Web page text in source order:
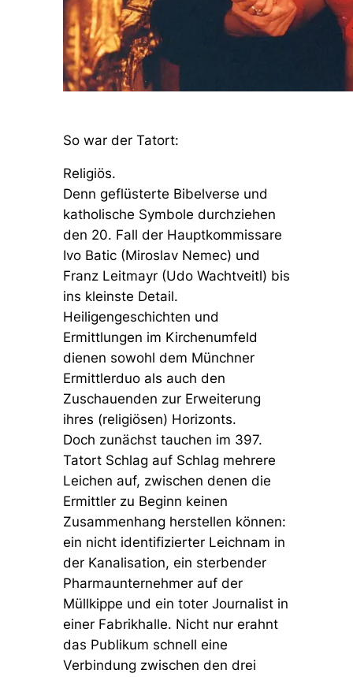
So war der Tatort:
Religiös.
Denn geflüsterte Bibelverse und
katholische Symbole durchziehen
den 20. Fall der Hauptkommissare
Ivo Batic (Miroslav Nemec) und
Franz Leitmayr (Udo Wachtveitl) bis
ins kleinste Detail.
Heiligengeschichten und
Ermittlungen im Kirchenumfeld
dienen sowohl dem Münchner
Ermittlerduo als auch den
Zuschauenden zur Erweiterung
ihres (religiösen) Horizonts.
Doch zunächst tauchen im 397.
Tatort Schlag auf Schlag mehrere
Leichen auf, zwischen denen die
Ermittler zu Beginn keinen
Zusammenhang herstellen können:
ein nicht identifizierter Leichnam in
der Kanalisation, ein sterbender
Pharmaunternehmer auf der
Müllkippe und ein toter Journalist in
einer Fabrikhalle. Nicht nur erahnt
das Publikum schnell eine
Verbindung zwischen den drei